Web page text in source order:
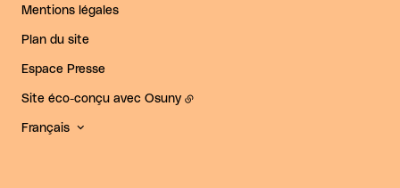
Mentions légales
Plan du site
Espace Presse
Site éco-conçu avec Osuny
Français